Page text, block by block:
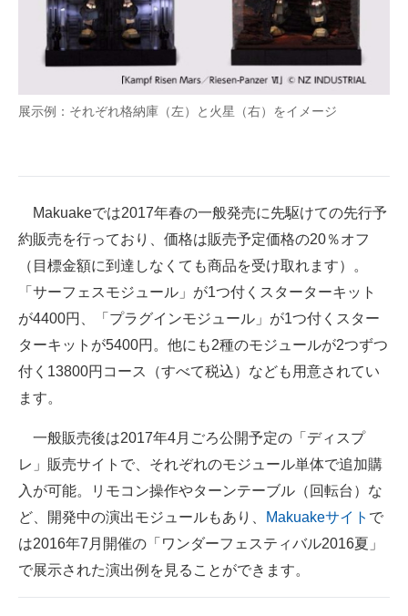
展示例：それぞれ格納庫（左）と火星（右）をイメージ
Makuakeでは2017年春の一般発売に先駆けての先行予
約販売を行っており、価格は販売予定価格の20％オフ
（目標金額に到達しなくても商品を受け取れます）。
「サーフェスモジュール」が1つ付くスターターキット
が4400円、「プラグインモジュール」が1つ付くスター
ターキットが5400円。他にも2種のモジュールが2つずつ
付く13800円コース（すべて税込）なども用意されてい
ます。
一般販売後は2017年4月ごろ公開予定の「ディスプ
レ」販売サイトで、それぞれのモジュール単体で追加購
入が可能。リモコン操作やターンテーブル（回転台）な
ど、開発中の演出モジュールもあり、
Makuakeサイト で
は2016年7月開催の「ワンダーフェスティバル2016夏」
で展示された演出例を見ることができます。